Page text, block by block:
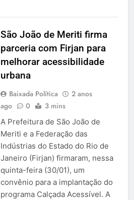
São João de Meriti firma
parceria com Firjan para
melhorar acessibilidade
urbana
Baixada Política
2 anos
ago
0 3 mins
A Prefeitura de São João de
Meriti e a Federação das
Indústrias do Estado do Rio de
Janeiro (Firjan) firmaram, nessa
quinta-feira (30/01), um
convênio para a implantação do
programa Calçada Acessível. A